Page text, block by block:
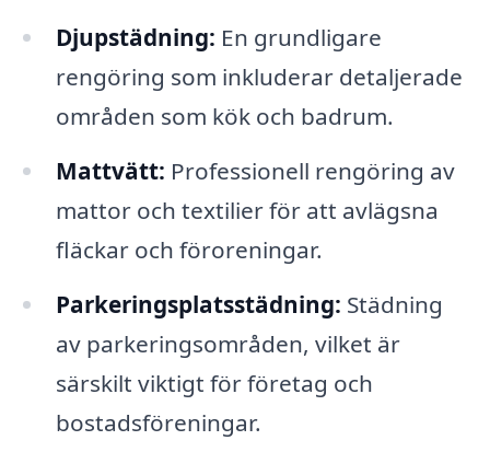
Djupstädning: En grundligare
rengöring som inkluderar detaljerade
områden som kök och badrum.
Mattvätt: Professionell rengöring av
mattor och textilier för att avlägsna
fläckar och föroreningar.
Parkeringsplatsstädning: Städning
av parkeringsområden, vilket är
särskilt viktigt för företag och
bostadsföreningar.